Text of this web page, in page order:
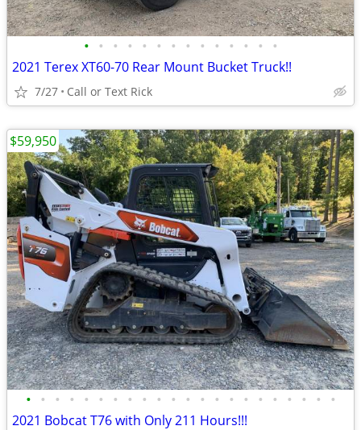
• • • • • • • • • • • • • •
2021 Terex XT60-70 Rear Mount Bucket Truck!!
7/27 Call or Text Rick
• • • • • • • • • • • • • • • • • • • • • •
2021 Bobcat T76 with Only 211 Hours!!!
$59,950